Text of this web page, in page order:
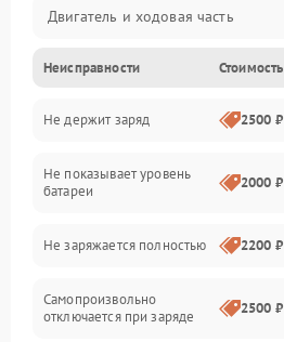
Двигатель и ходовая часть
Тормоза и безопасность
Подвеска и колеса
Электроника и управление
Неисправности Стоимость
Не держит заряд 2500 ₽
Не показывает уровень
батареи
2000 ₽
Не заряжается полностью 2200 ₽
Самопроизвольно
отключается при заряде
2500 ₽